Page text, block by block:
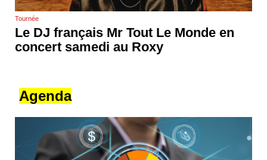
Tournée
Le DJ français Mr Tout Le Monde en
concert samedi au Roxy
Agenda